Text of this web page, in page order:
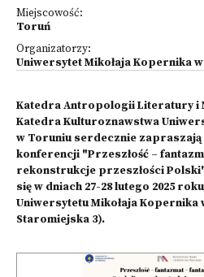
Miejscowość:
Toruń
Organizatorzy:
Uniwersytet Mikołaja Kopernika
Katedra Antropologii Literatury i
Katedra Kulturoznawstwa
w Toruniu serdecznie zapraszają
konferencji "Przeszłość –
rekonstrukcje przeszłości
się w dniach 27-28 lutego 2025
Uniwersytetu Mikołaja Kopernika
Staromiejska 3).